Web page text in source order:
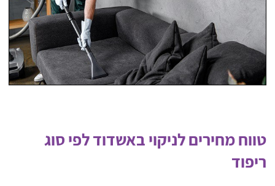
טווח מחירים לניקוי באשדוד לפי סוג
ריפוד